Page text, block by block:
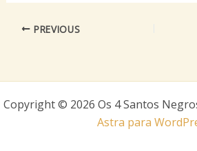
PREVIOUS
Copyright © 2026 Os 4 Santos
Astra para